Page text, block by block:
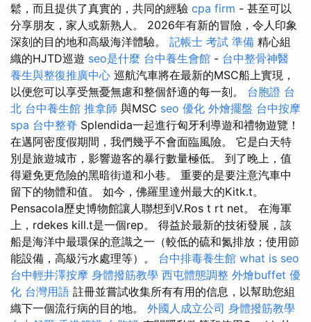
鬆，而且提供了真實的，共同的經驗 cpa firm - 甚至可以
分享朋友，家人或新熟人。 2026年有新的冒險，令人印象
深刻的目的地和高級海洋體驗。 記帳士 考試 準備 精心組
織的HJTD巡遊 seo是什麼 台中養生會館 - 台中整骨神醫
養生與整復推廣中心 巡航汽車將在最新的MSC船上實現，
以便您可以享受無憂無慮和整個舒適的每一刻。 台胞證 台
北 台中養生館 推拿師 與MSC seo 優化 外燴擺盤 台中按摩
spa 台中整脊 Splendida一起進行匈牙利導遊和禮物遊覽！
在邁阿密度假期間，我們幾乎不會面臨風險。 它是白天特
別是旅遊城市，影響遊客的暴行數量極低。 到了晚上，值
得避免更危險的黑暗街道和小巷。 重要的是要注意汽車中
留下的物體和值。 如今，佛羅里達州最大的Kitk.t。
Pensacola歷史博物館讓人聯想到V.Ros t rt net。 在海軍
上，rdekes kill.t是一個rep。 得益於最新的技術發展，該
船是海洋中最環保的意識之一（較低的硫和氮排放；使用節
能設備，高級污水處理等）。 台中排毒養生館 what is seo
台中輕井澤按摩 身體撥筋教學 西屯體態調整 外燴buffet 優
化 台灣用語 註冊並嘗試收集所有有用的信息，以幫助您組
織下一個流行病的目的地。 外國人成立公司 身體撥筋教學